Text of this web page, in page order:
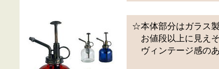
☆本体部分はガラス
お値段以上に見え
ヴィンテージ感の